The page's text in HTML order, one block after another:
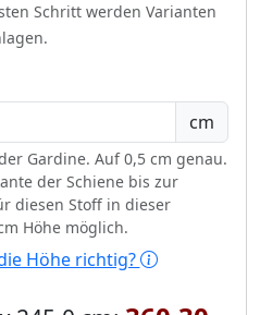
Schritt werden Varianten
cm
Gardine. Auf 0,5 cm genau.
der Schiene bis zur
diesen Stoff in dieser
Höhe möglich.
Höhe richtig?